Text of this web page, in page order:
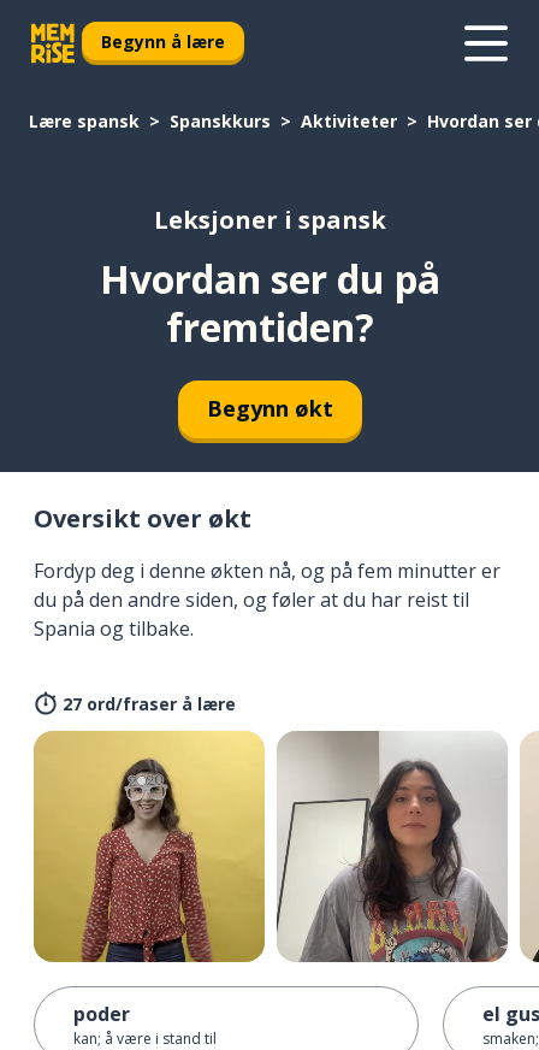
Begynn å lære
Lære spansk Spanskkurs Aktiviteter Hvordan
Leksjoner i spansk
Hvordan ser du på
fremtiden?
Begynn økt
Oversikt over økt
Fordyp deg i denne økten nå, og på fem minutter er
du på den andre siden, og føler at du har reist til
Spania og tilbake.
27 ord/fraser å lære
poder
kan; å være i stand til
el